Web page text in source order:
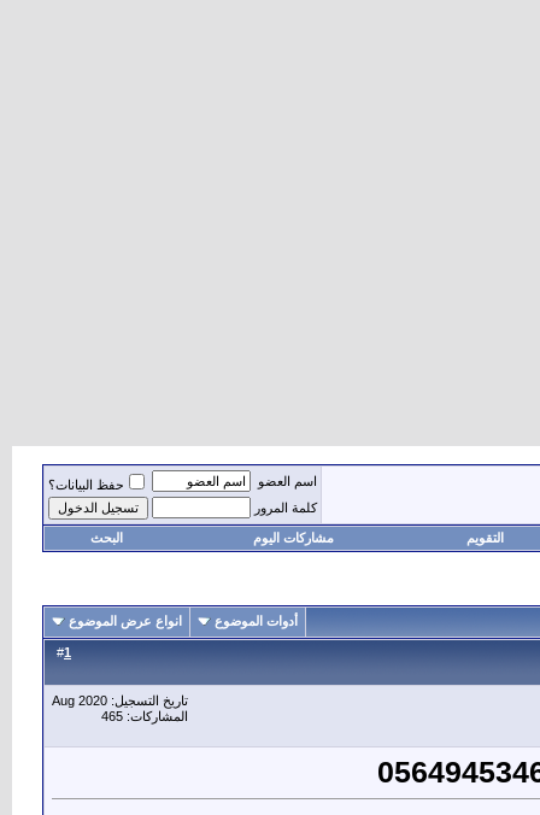
اسم العضو
حفظ البيانات؟
كلمة المرور
التقويم مشاركات اليوم البحث
أدوات الموضوع انواع عرض الموضوع
1
تاريخ التسجيل: Aug 2020
المشاركات: 465